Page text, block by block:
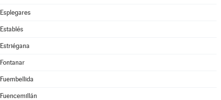
Esplegares
Establés
Estriégana
Fontanar
Fuembellida
Fuencemillán